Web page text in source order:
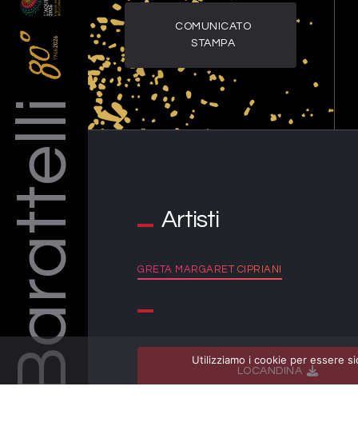
Barattelli
COMUNICATO
STAMPA
Artisti
GRETA MARGARET CIPRIANI
LOCANDINA
Utilizziamo i cookie per essere